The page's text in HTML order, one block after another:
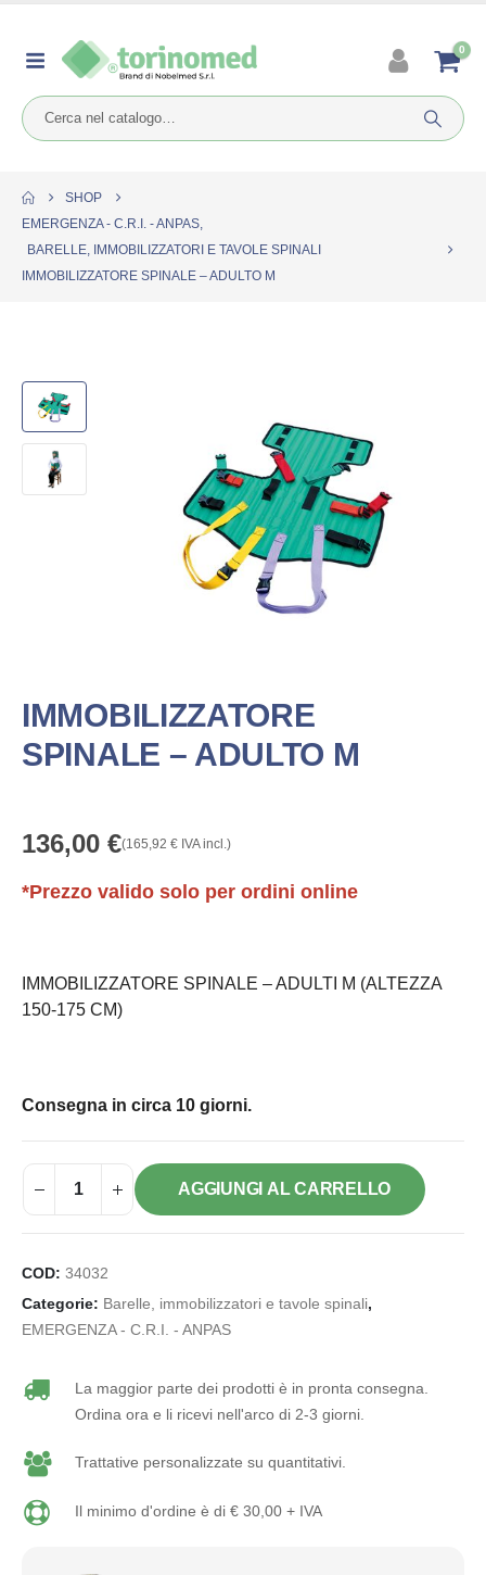
0
SHOP
EMERGENZA - C.R.I. - ANPAS,
BARELLE, IMMOBILIZZATORI E TAVOLE SPINALI
IMMOBILIZZATORE SPINALE – ADULTO M
IMMOBILIZZATORE
SPINALE – ADULTO M
136,00 €(165,92 € IVA incl.)
*Prezzo valido solo per ordini online
IMMOBILIZZATORE SPINALE – ADULTI M (ALTEZZA
150-175 CM)
Consegna in circa 10 giorni.
AGGIUNGI AL CARRELLO
COD: 34032
Categorie: Barelle, immobilizzatori e tavole spinali,
EMERGENZA - C.R.I. - ANPAS
La maggior parte dei prodotti è in pronta consegna.
Ordina ora e li ricevi nell'arco di 2-3 giorni.
Trattative personalizzate su quantitativi.
Il minimo d'ordine è di € 30,00 + IVA